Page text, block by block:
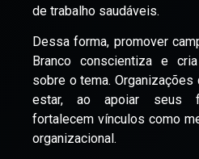
de trabalho saudáveis.
Dessa forma, promover
Branco conscientiza e
sobre o tema.
estar, ao apoiar seus
fortalecem vínculos como
organizacional.